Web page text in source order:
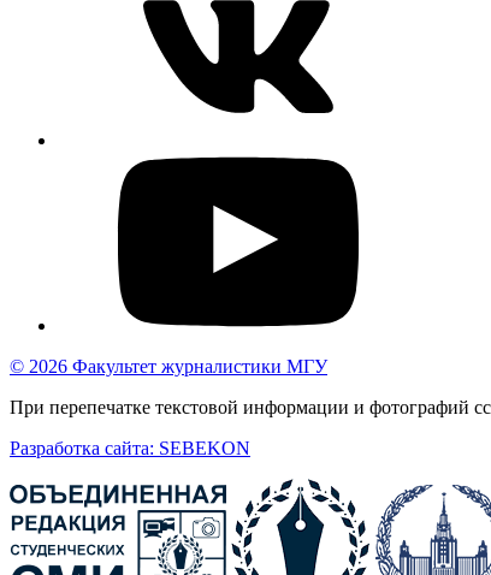
© 2026 Факультет журналистики МГУ
При перепечатке текстовой информации и фотографий
Разработка сайта: SEBEKON